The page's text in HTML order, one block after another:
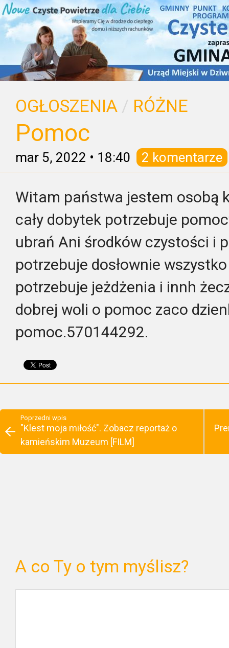
OGŁOSZENIA / RÓŻNE
Pomoc
mar 5, 2022 • 18:40 2 komentarze
Witam państwa jestem osobą
cały dobytek potrzebuje
ubrań Ani środków czystości i
potrzebuje dosłownie
potrzebuje jeżdżenia i innh
dobrej woli o pomoc zaco
pomoc.570144292.
Poprzedni wpis
"Klest moja miłość". Zobacz reportaż o
kamieńskim Muzeum [FILM]
A co Ty o tym myślisz?